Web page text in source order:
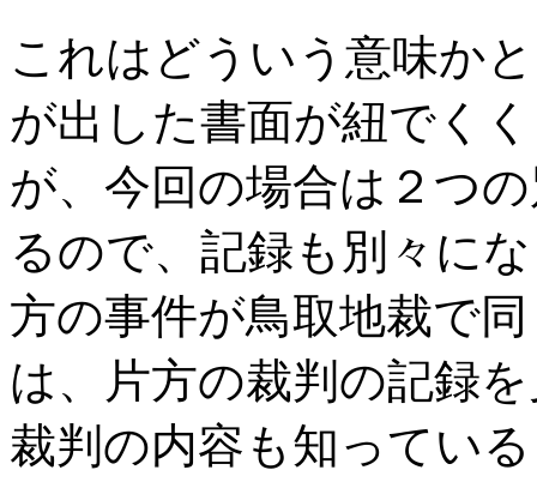
これはどういう意味か
が出した書面が紐でく
が、今回の場合は２つ
るので、記録も別々に
方の事件が鳥取地裁で
は、片方の裁判の記録
裁判の内容も知ってい